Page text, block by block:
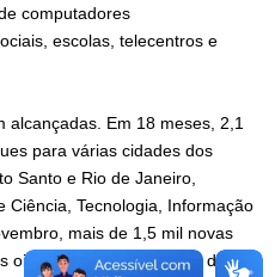
computadores
escolas, telecentros e
alcançadas. Em 18 meses, 2,1
para várias cidades dos
Santo e Rio de Janeiro,
Ciência, Tecnologia, Informação
mais de 1,5 mil novas
oito cursos de tecnologia da